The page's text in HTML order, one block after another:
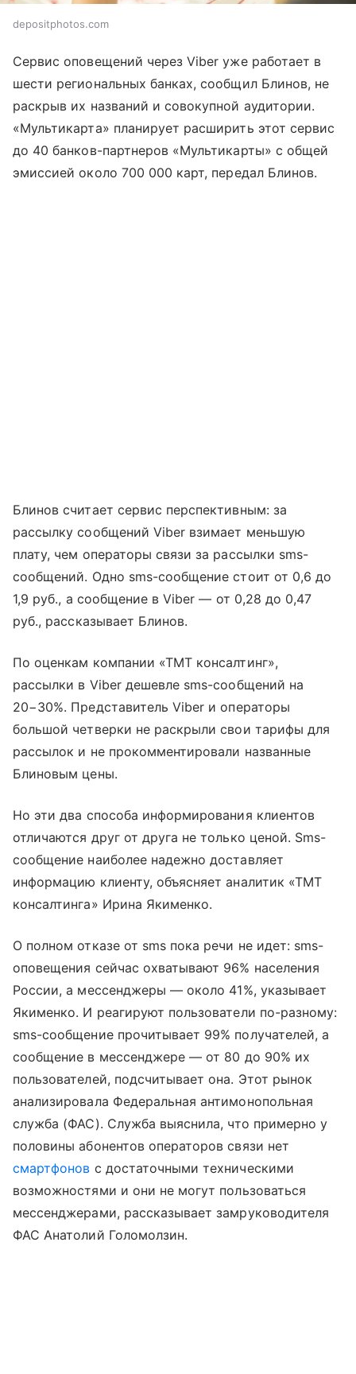
depositphotos.com
Сервис оповещений через Viber уже работает в
шести региональных банках, сообщил Блинов, не
раскрыв их названий и совокупной аудитории.
«Мультикарта» планирует расширить этот сервис
до 40 банков-партнеров «Мультикарты» с общей
эмиссией около 700 000 карт, передал Блинов.
Блинов считает сервис перспективным: за
рассылку сообщений Viber взимает меньшую
плату, чем операторы связи за рассылки sms-
сообщений. Одно sms-сообщение стоит от 0,6 до
1,9 руб., а сообщение в Viber — от 0,28 до 0,47
руб., рассказывает Блинов.
По оценкам компании «ТМТ консалтинг»,
рассылки в Viber дешевле sms-сообщений на
20−30%. Представитель Viber и операторы
большой четверки не раскрыли свои тарифы для
рассылок и не прокомментировали названные
Блиновым цены.
Но эти два способа информирования клиентов
отличаются друг от друга не только ценой. Sms-
сообщение наиболее надежно доставляет
информацию клиенту, объясняет аналитик «ТМТ
консалтинга» Ирина Якименко.
О полном отказе от sms пока речи не идет: sms-
оповещения сейчас охватывают 96% населения
России, а мессенджеры — около 41%, указывает
Якименко. И реагируют пользователи по-разному:
sms-сообщение прочитывает 99% получателей, а
сообщение в мессенджере — от 80 до 90% их
пользователей, подсчитывает она. Этот рынок
анализировала Федеральная антимонопольная
служба (ФАС). Служба выяснила, что примерно у
половины абонентов операторов связи нет
смартфонов с достаточными техническими
возможностями и они не могут пользоваться
мессенджерами, рассказывает замруководителя
ФАС Анатолий Голомолзин.